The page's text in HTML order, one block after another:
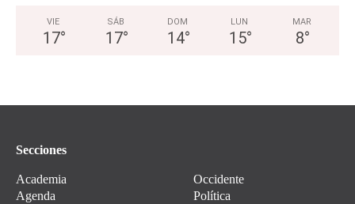
VIE
17°
SÁB
17°
DOM
14°
LUN
15°
MAR
8°
Secciones
Academia
Agenda
Occidente
Política